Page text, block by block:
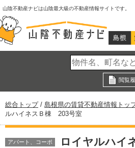
このページの本文へ
山陰不動産ナビは山陰最大級の不動産情報サイトです。
閲覧
現
在
の
置：
総合トップ/ 島根県の賃貸不動産情報トッ
ルハイネスＢ棟 203号室
アパート、コーポ ロイヤルハイ